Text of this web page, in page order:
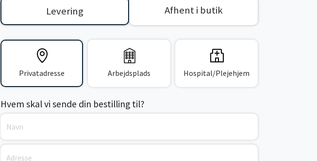
Levering Afhent i butik
Privatadresse Arbejdsplads Hospital/Plejehjem
Hvem skal vi sende din bestilling til?